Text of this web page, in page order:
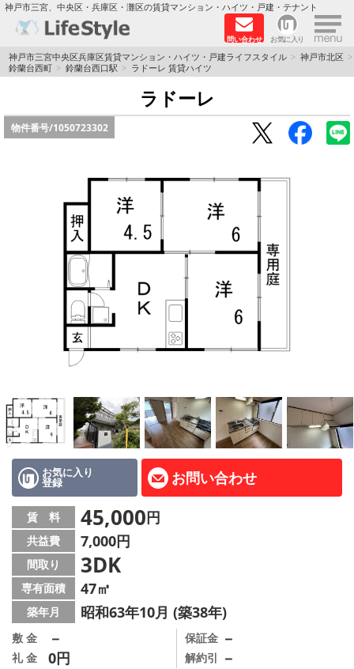
神戸市三宮、中央区・兵庫区・灘区の賃貸マンション・ハイツ・戸建・テナント
問い合わせ お気に入り ×
TOPページ
神戸の単身向けマンション特集
新築物件
保証人不要
リノベーション物件
ペット飼育可能
路線·駅から探す
地域から探す
地図から探す
店舗情報·アクセス
会社概要
メールでお問い合わせ
神戸市三宮中央区兵庫区賃貸マンション・ハイツ・戸建ライフスタイル
神戸市北区
鈴蘭台西町
鈴蘭台西口駅 ラドーレ 賃貸ハイツ
ラドーレ
物件番号/1050723302
お気に入り
登録 お問い合わせ
賃 料 45,000円
共益費 7,000円
間取り 3DK
専有面積 47㎡
築年月 昭和63年10月 (築38年)
敷 金 －
礼 金 0円
保証金 －
解約引 －